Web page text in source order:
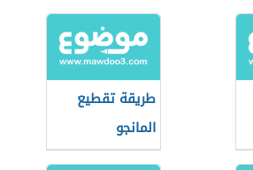
طريقة تقطيع
المانجو